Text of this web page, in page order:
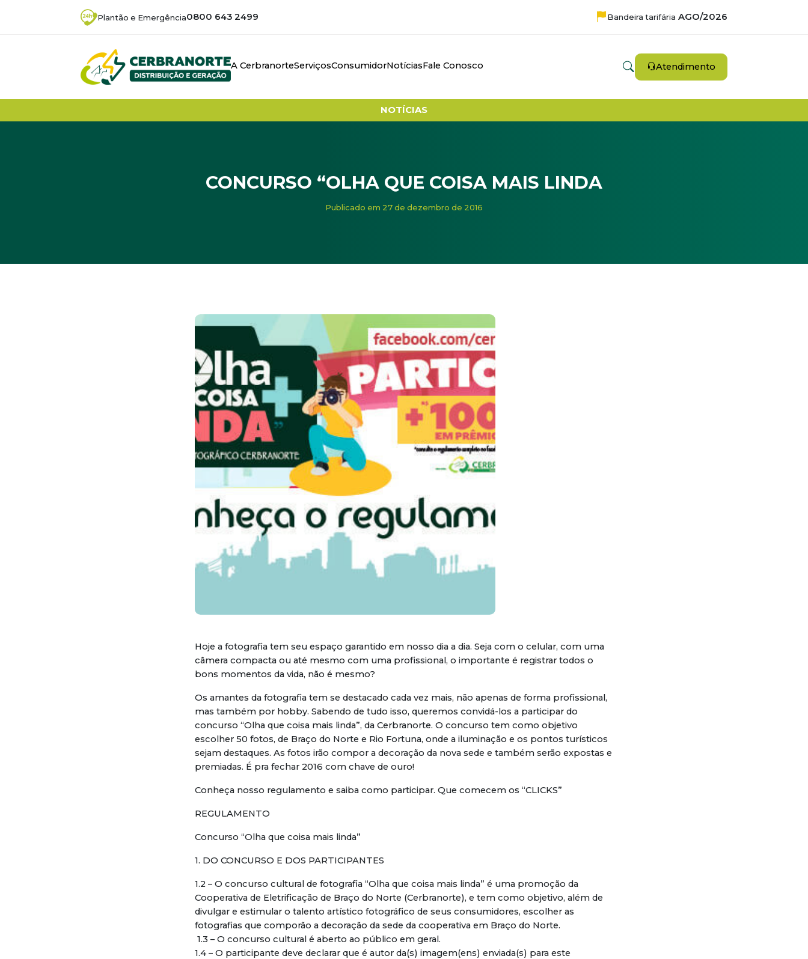
Plantão e Emergência0800 643 2499 Bandeira tarifária AGO/2026
A CerbranorteServiçosConsumidorNotíciasFale Conosco Atendimento
NOTÍCIAS
CONCURSO “OLHA QUE COISA MAIS LINDA
CONCURSO “OLHA QUE COISA MAIS LINDAPublicado em 27 de dezembro de 2016
Hoje a fotografia tem seu espaço garantido em nosso dia a dia. Seja com o celular, com uma
câmera compacta ou até mesmo com uma profissional, o importante é registrar todos o
bons momentos da vida, não é mesmo?
Os amantes da fotografia tem se destacado cada vez mais, não apenas de forma profissional,
mas também por hobby. Sabendo de tudo isso, queremos convidá-los a participar do
concurso “Olha que coisa mais linda”, da Cerbranorte. O concurso tem como objetivo
escolher 50 fotos, de Braço do Norte e Rio Fortuna, onde a iluminação e os pontos turísticos
sejam destaques. As fotos irão compor a decoração da nova sede e também serão expostas e
premiadas. É pra fechar 2016 com chave de ouro!
Conheça nosso regulamento e saiba como participar. Que comecem os “CLICKS”
REGULAMENTO
Concurso “Olha que coisa mais linda”
1. DO CONCURSO E DOS PARTICIPANTES
1.2 – O concurso cultural de fotografia “Olha que coisa mais linda” é uma promoção da
Cooperativa de Eletrificação de Braço do Norte (Cerbranorte), e tem como objetivo, além de
divulgar e estimular o talento artístico fotográfico de seus consumidores, escolher as
fotografias que comporão a decoração da sede da cooperativa em Braço do Norte.
1.3 – O concurso cultural é aberto ao público em geral.
1.4 – O participante deve declarar que é autor da(s) imagem(ens) enviada(s) para este